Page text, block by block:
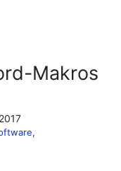
Makros